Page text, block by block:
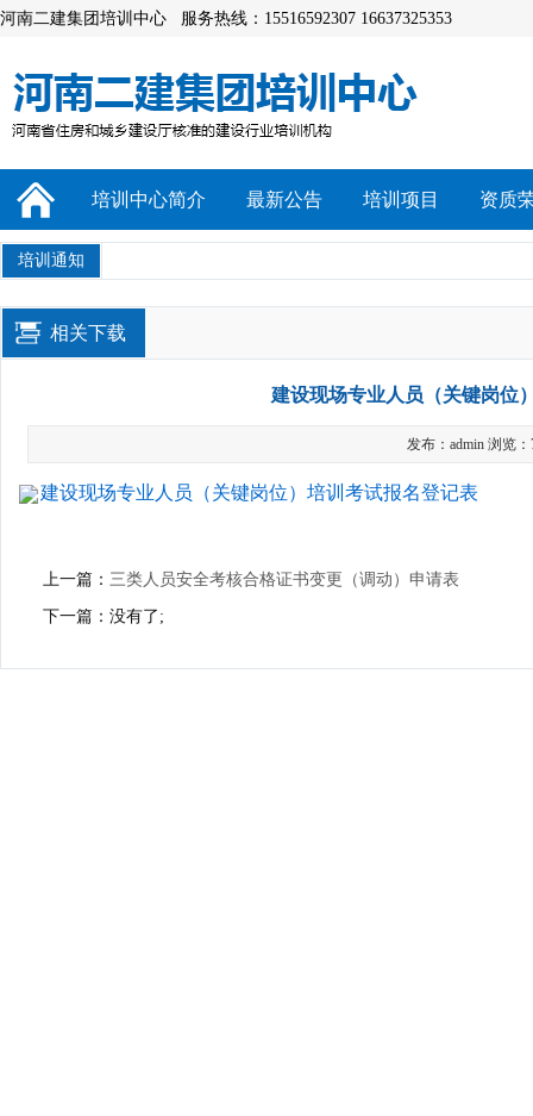
河南二建集团培训中心 服务热线：15516592307 16637325353
培训中心简介 最新公告 培训项目 资质
培训通知
相关下载
建设现场专业人员（关键岗位
发布：admin 浏览：
建设现场专业人员（关键岗位）培训考试报名登记表
上一篇： 三类人员安全考核合格证书变更（调动）申请表
下一篇：没有了;